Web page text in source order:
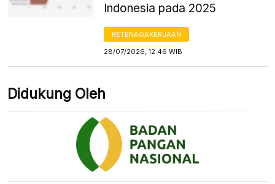
Indonesia pada 2025
KETENAGAKERJAAN
28/07/2026, 12:46 WIB
Didukung Oleh